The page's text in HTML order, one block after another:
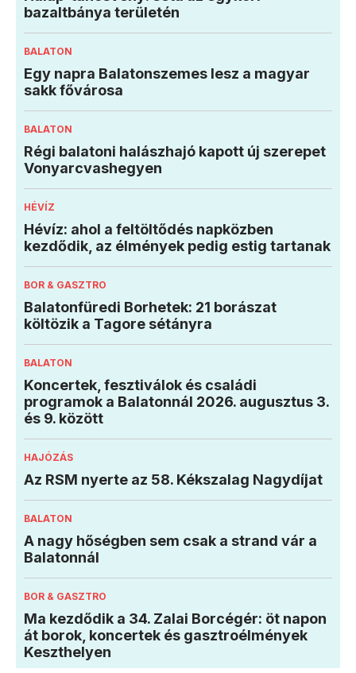
bazaltbánya területén
BALATON
Egy napra Balatonszemes lesz a magyar
sakk fővárosa
BALATON
Régi balatoni halászhajó kapott új szerepet
Vonyarcvashegyen
HÉVÍZ
Hévíz: ahol a feltöltődés napközben
kezdődik, az élmények pedig estig tartanak
BOR & GASZTRO
Balatonfüredi Borhetek: 21 borászat
költözik a Tagore sétányra
BALATON
Koncertek, fesztiválok és családi
programok a Balatonnál 2026. augusztus 3.
és 9. között
HAJÓZÁS
Az RSM nyerte az 58. Kékszalag Nagydíjat
BALATON
A nagy hőségben sem csak a strand vár a
Balatonnál
BOR & GASZTRO
Ma kezdődik a 34. Zalai Borcégér: öt napon
át borok, koncertek és gasztroélmények
Keszthelyen